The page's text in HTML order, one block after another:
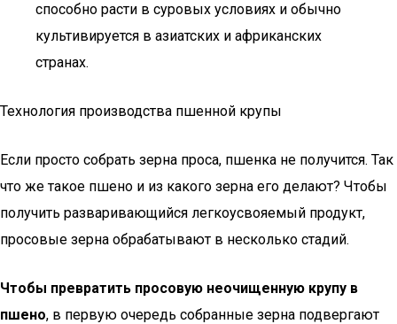
способно расти в суровых условиях и обычно
культивируется в азиатских и африканских
странах.
Технология производства пшенной крупы
Если просто собрать зерна проса, пшенка не получится. Так
что же такое пшено и из какого зерна его делают? Чтобы
получить разваривающийся легкоусвояемый продукт,
просовые зерна обрабатывают в несколько стадий.
Чтобы превратить просовую неочищенную крупу в
пшено, в первую очередь собранные зерна подвергают